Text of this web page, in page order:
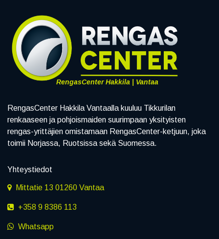
RengasCenter Hakkila | Vantaa
RengasCenter Hakkila Vantaalla kuuluu Tikkurilan
renkaaseen ja pohjoismaiden suurimpaan yksityisten
rengas-yrittäjien omistamaan RengasCenter-ketjuun, joka
toimii Norjassa, Ruotsissa sekä Suomessa.
Yhteystiedot
Mittatie 13 01260 Vantaa
+358 9 8386 113
Whatsapp